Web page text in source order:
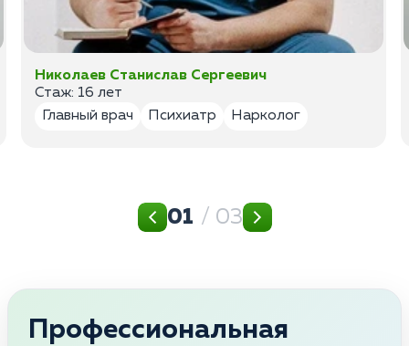
Николаев Станислав Сергеевич
Стаж: 16 лет
Главный врач
Психиатр Нарколог
01 / 03
Профессиональная